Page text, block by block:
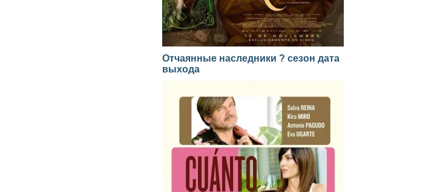
Отчаянные наследники ? сезон дата
выхода